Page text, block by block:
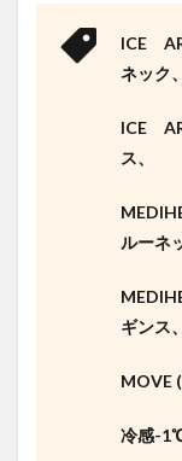
ICE
ネック、
ICE
ス、
ルーネ
ギンス、
MOVE
冷感-